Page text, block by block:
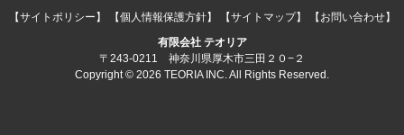
【サイトポリシー】 【個人情報保護方針】 【サイトマップ】
【お問い合わせ】
有限会社 テオリア
〒243-0211 神奈川県厚木市三田２０−２
Copyright © 2026 TEORIA INC. All Rights Reserved.